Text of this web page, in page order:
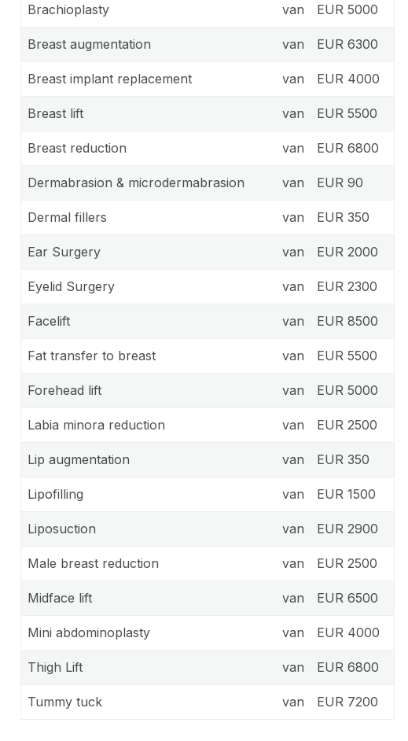
Brachioplasty van EUR 5000
Breast augmentation van EUR 6300
Breast implant replacement van EUR 4000
Breast lift van EUR 5500
Breast reduction van EUR 6800
Dermabrasion & microdermabrasion van EUR 90
Dermal fillers van EUR 350
Ear Surgery van EUR 2000
Eyelid Surgery van EUR 2300
Facelift van EUR 8500
Fat transfer to breast van EUR 5500
Forehead lift van EUR 5000
Labia minora reduction van EUR 2500
Lip augmentation van EUR 350
Lipofilling van EUR 1500
Liposuction van EUR 2900
Male breast reduction van EUR 2500
Midface lift van EUR 6500
Mini abdominoplasty van EUR 4000
Thigh Lift van EUR 6800
Tummy tuck van EUR 7200